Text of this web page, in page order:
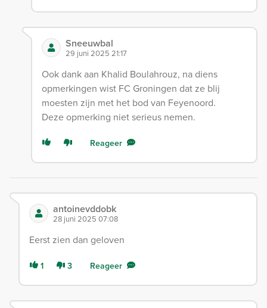
Sneeuwbal
29 juni 2025 21:17
Ook dank aan Khalid Boulahrouz, na diens
opmerkingen wist FC Groningen dat ze blij
moesten zijn met het bod van Feyenoord.
Deze opmerking niet serieus nemen.
Reageer
antoinevddobk
28 juni 2025 07:08
Eerst zien dan geloven
1 3 Reageer